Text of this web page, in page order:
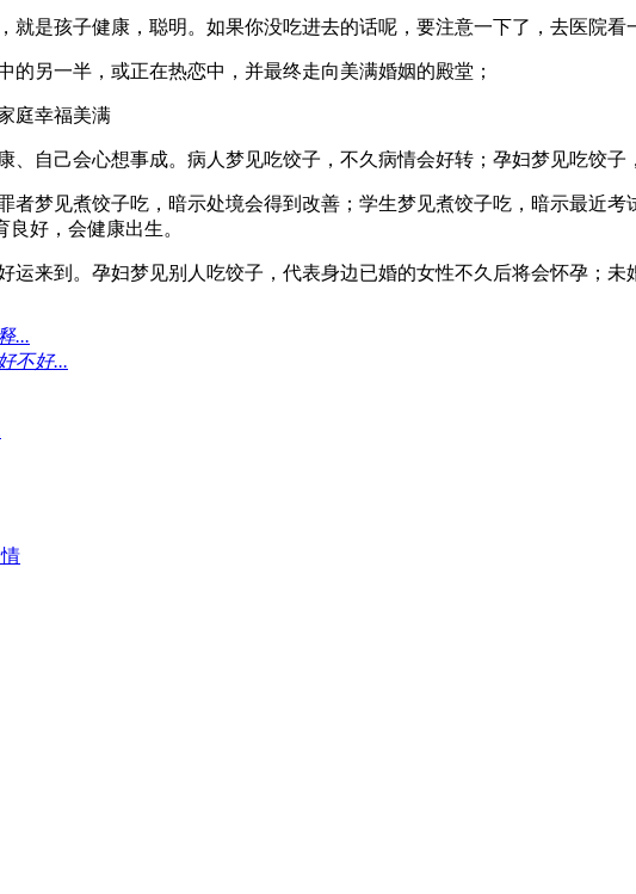
是孩子健康，聪明。如果你没吃进去的话呢，要注意一下了，去医院看
另一半，或正在热恋中，并最终走向美满婚姻的殿堂；
庭幸福美满
自己会心想事成。病人梦见吃饺子，不久病情会好转；孕妇梦见吃饺子
梦见煮饺子吃，暗示处境会得到改善；学生梦见煮饺子吃，暗示最近
好，会健康出生。
来到。孕妇梦见别人吃饺子，代表身边已婚的女性不久后将会怀孕；未
...
不好...